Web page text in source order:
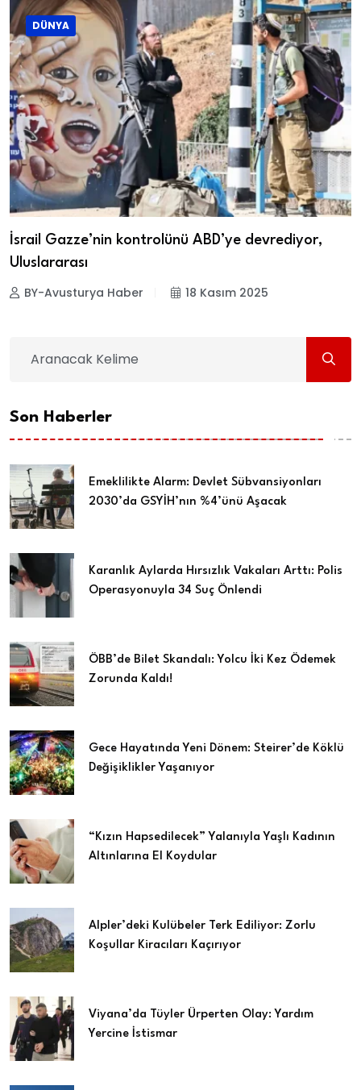
DÜNYA
İsrail Gazze’nin kontrolünü ABD’ye devrediyor,
Uluslararası
BY-Avusturya Haber 18 Kasım 2025
Son Haberler
Emeklilikte Alarm: Devlet Sübvansiyonları
2030’da GSYİH’nın %4’ünü Aşacak
Karanlık Aylarda Hırsızlık Vakaları Arttı: Polis
Operasyonuyla 34 Suç Önlendi
ÖBB’de Bilet Skandalı: Yolcu İki Kez Ödemek
Zorunda Kaldı!
Gece Hayatında Yeni Dönem: Steirer’de Köklü
Değişiklikler Yaşanıyor
“Kızın Hapsedilecek” Yalanıyla Yaşlı Kadının
Altınlarına El Koydular
Alpler’deki Kulübeler Terk Ediliyor: Zorlu
Koşullar Kiracıları Kaçırıyor
Viyana’da Tüyler Ürperten Olay: Yardım
Yercine İstismar